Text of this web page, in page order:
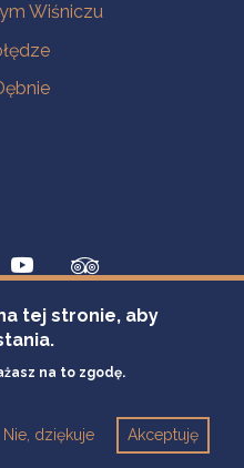
Wiśniczu
tej stronie, aby
na to zgodę.
Akceptuję
Nie, dziękuje